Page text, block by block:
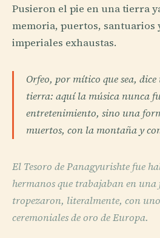
Pusieron el pie en una tierra
memoria, puertos, santuarios
imperiales exhaustas.
Orfeo, por mítico que sea,
tierra: aquí la música nunca
entretenimiento, sino una
muertos, con la montaña y
El Tesoro de Panagyurishte fue
hermanos que trabajaban en una
tropezaron, literalmente, con uno
ceremoniales de oro de Europa.